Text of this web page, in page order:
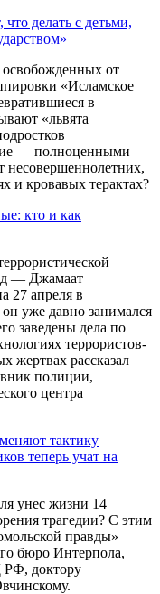
делать с детьми,
от
«Исламское
в
«львята
— полноценными
несовершеннолетних,
и кровавых терактах?
кто и как
— Джамаат
27 апреля в
уже давно занимался
заведены дела по
террористов-
жертвах рассказал
полиции,
центра
тактику
теперь учат на
унес жизни 14
трагедии? С этим
правды»
бюро Интерпола,
доктору